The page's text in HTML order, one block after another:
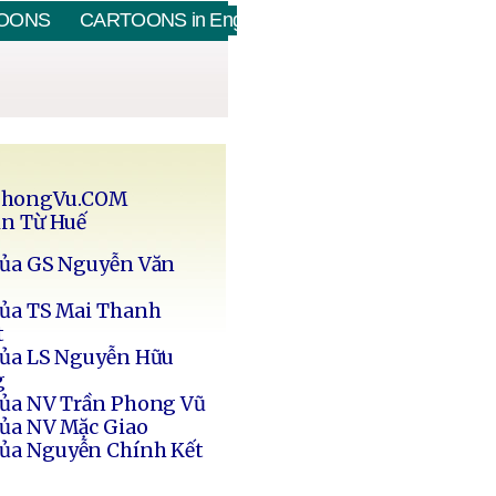
CARTOONS in English
Từ Huế
GS Nguyễn Văn
TS Mai Thanh
LS Nguyễn Hữu
NV Trần Phong Vũ
NV Mặc Giao
Nguyễn Chính Kết